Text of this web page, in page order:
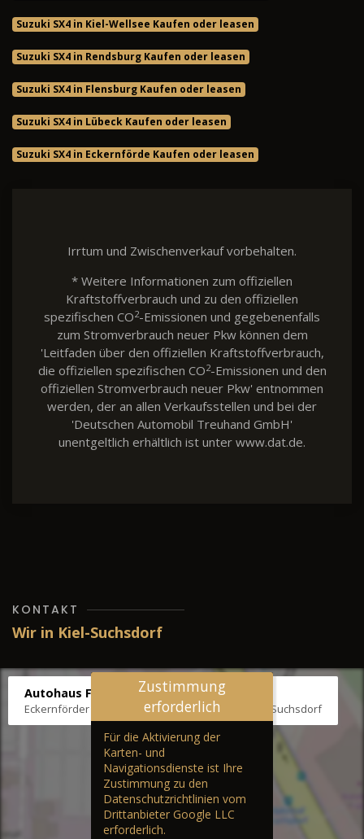
Suzuki SX4 in Kiel-Wellsee Kaufen oder leasen
Suzuki SX4 in Rendsburg Kaufen oder leasen
Suzuki SX4 in Flensburg Kaufen oder leasen
Suzuki SX4 in Lübeck Kaufen oder leasen
Suzuki SX4 in Eckernförde Kaufen oder leasen
Irrtum und Zwischenverkauf vorbehalten.
* Weitere Informationen zum offiziellen
Kraftstoffverbrauch und zu den offiziellen
spezifischen CO2-Emissionen und gegebenenfalls
zum Stromverbrauch neuer Pkw können dem
'Leitfaden über den offiziellen Kraftstoffverbrauch,
die offiziellen spezifischen CO2-Emissionen und den
offiziellen Stromverbrauch neuer Pkw' entnommen
werden, der an allen Verkaufsstellen und bei der
'Deutschen Automobil Treuhand GmbH'
unentgeltlich erhältlich ist unter www.dat.de.
KONTAKT
Wir in Kiel-Suchsdorf
Autohaus Fräter
Eckernförder Str. /Klausbrooker Weg 1, 24107 Kiel-Suchsdorf
Zustimmung
erforderlich
Für die Aktivierung der
Karten- und
Navigationsdienste ist Ihre
Zustimmung zu den
Datenschutzrichtlinien vom
Drittanbieter Google LLC
erforderlich.